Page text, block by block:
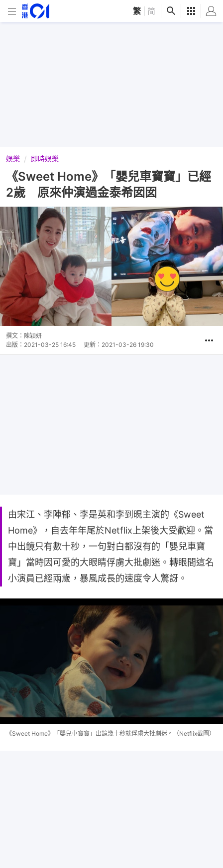
繁 简
娛樂 即時娛樂
《Sweet Home》「嬰兒車寶寶」已經
2歲 原來仲演過金泰希囡囡
撰文： 陳穎妍
出版： 2021-03-25 16:45 更新： 2021-03-26 19:30
由宋江、李陣郁、李是英和李到晛主演的《Sweet
Home》，自去年年尾於Netflix上架後大受歡迎。當
中出鏡只有數十秒，一句對白都沒有的「嬰兒車寶
寶」當時因可愛的大眼睛俘虜大批劇迷。轉眼間這名
小演員已經兩歲，暴風成長的速度令人驚訝。
《Sweet Home》「嬰兒車寶寶」出鏡幾十秒就俘虜大批劇迷。（Netflix截圖）